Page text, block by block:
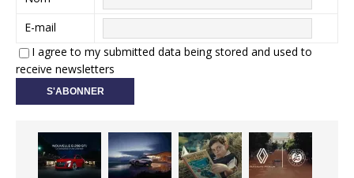
E-mail
I agree to my submitted data being stored and used to
receive newsletters